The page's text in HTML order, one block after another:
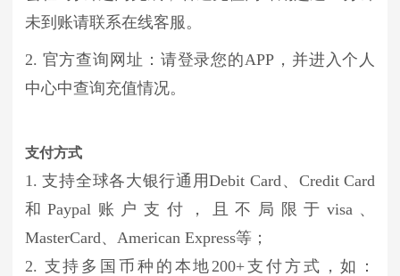
未到账请联系在线客服。
2. 官方查询网址：请登录您的APP，并进入个人
中心中查询充值情况。
支付方式
1. 支持全球各大银行通用Debit Card、Credit Card
和Paypal账户支付，且不局限于visa、
MasterCard、American Express等；
2. 支持多国币种的本地200+支付方式，如：